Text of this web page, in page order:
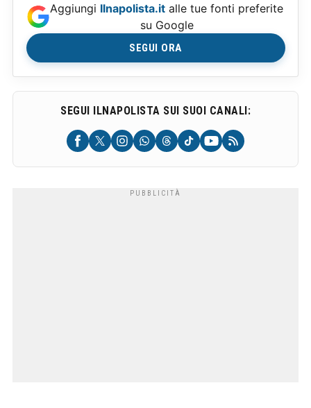
Aggiungi Ilnapolista.it alle tue fonti preferite
su Google
SEGUI ORA
SEGUI ILNAPOLISTA SUI SUOI CANALI: